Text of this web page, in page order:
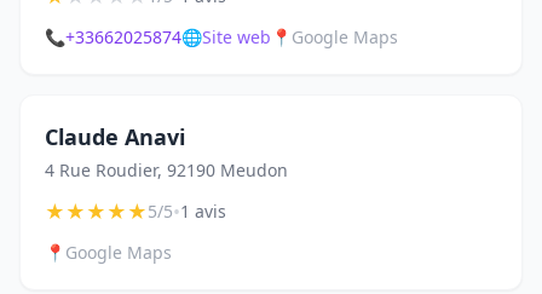
📞+33662025874🌐Site web 📍 Google Maps
Claude Anavi
4 Rue Roudier, 92190 Meudon
★★★★★5/5•1 avis
📍 Google Maps